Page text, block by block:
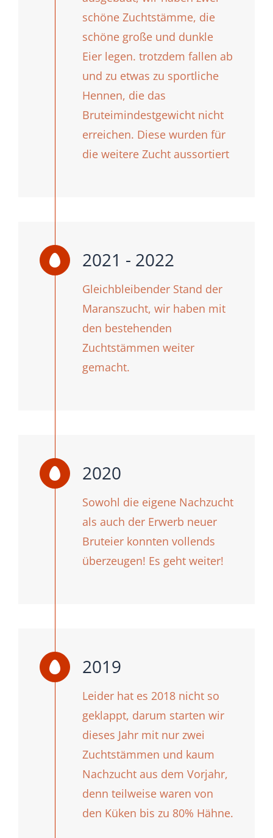
schöne Zuchtstämme, die
schöne große und dunkle
Eier legen. trotzdem fallen ab
und zu etwas zu sportliche
Hennen, die das
Bruteimindestgewicht nicht
erreichen. Diese wurden für
die weitere Zucht aussortiert
2021 - 2022
Gleichbleibender Stand der
Maranszucht, wir haben mit
den bestehenden
Zuchtstämmen weiter
gemacht.
2020
Sowohl die eigene Nachzucht
als auch der Erwerb neuer
Bruteier konnten vollends
überzeugen! Es geht weiter!
2019
Leider hat es 2018 nicht so
geklappt, darum starten wir
dieses Jahr mit nur zwei
Zuchtstämmen und kaum
Nachzucht aus dem Vorjahr,
denn teilweise waren von
den Küken bis zu 80% Hähne.